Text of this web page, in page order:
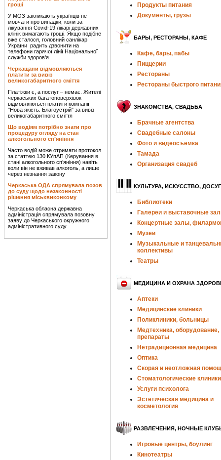
гроші
У МОЗ закликають українців не
мовчати про випадки, коли за
лікування Covid-19 лікарі державних
клінік вимагають гроші. Якщо подібне
вже сталося, головний санлікар
України радить дзвонити на
телефони гарячої лінії Національної
служби здоров'я
Черкащани відмовляються
платити за вивіз
великогабаритного сміття
Платіжки є, а послуг – немає. Жителі
черкаських багатоповерхівок
відмовляються платити компанії
"Нова якість. Благоустрій" за вивіз
великогабаритного сміття
Що водіям потрібно знати про
процедуру огляду на стан
алкогольного сп’яніння
Часто водій може отримати протокол
за статтею 130 КУпАП (Керування в
стані алкогольного сп’яніння) навіть
коли він не вживав алкоголь, а лише
через незнання закону
Черкаська ОДА спрямувала позов
до суду щодо незаконності
рішення міськвиконкому
Черкаська обласна державна
адміністрація спрямувала позовну
заяву до Черкаського окружного
адміністративного суду
Продукты питания
Документы, грузы
БАРЫ, РЕСТОРАНЫ, КАФЕ
Кафе, бары, пабы
Пиццерии
Рестораны
Рестораны быстрого
ЗНАКОМСТВА, СВАДЬБА
Брачные агентства
Свадебные салоны
Фото и видеосъемка
Тамада
Организация свадеб
КУЛЬТУРА, ИСКУССТВО, ДОСУГ
Библиотеки
Галереи и выставочные
Концертные залы,
Музеи
Музыкальные и
коллективы
Театры
МЕДИЦИНА И ОХРАНА
Аптеки
Медицинские клиники
Поликлиники, больницы
Медтехника, оборудование,
препараты
Нетрадиционная медицина
Оптика
Скорая и неотложная
Стоматологические клиники
Услуги психолога
Эстетическая медицина и
косметология
РАЗВЛЕЧЕНИЯ, НОЧНЫЕ
Игровые центры, боулинг
Кинотеатры